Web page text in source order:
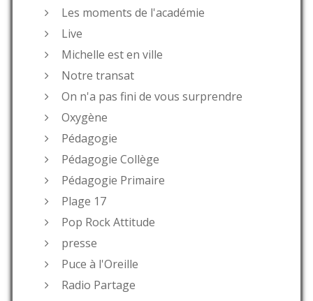
Les moments de l'académie
Live
Michelle est en ville
Notre transat
On n'a pas fini de vous surprendre
Oxygène
Pédagogie
Pédagogie Collège
Pédagogie Primaire
Plage 17
Pop Rock Attitude
presse
Puce à l'Oreille
Radio Partage